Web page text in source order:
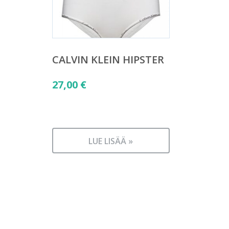
CALVIN KLEIN HIPSTER
27,00 €
LUE LISÄÄ »